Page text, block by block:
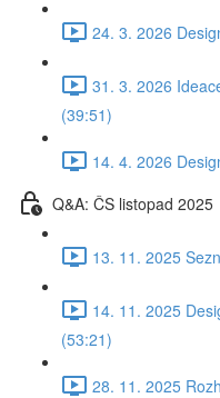
24. 3. 2026
31. 3. 2026
(39:51)
14. 4. 2026
Q&A: ČS listopad 2025
13. 11. 2025
14. 11. 2025
(53:21)
28. 11. 2025